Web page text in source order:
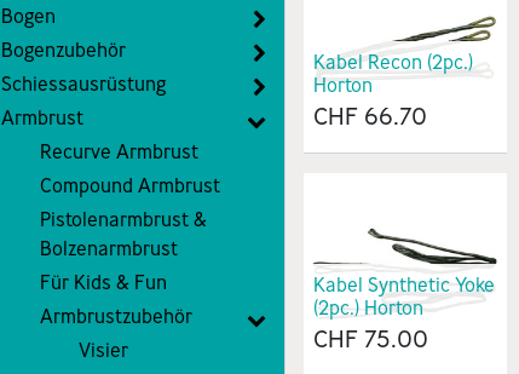
Bogen
Bogenzubehör
Schiessausrüstung
Armbrust
Recurve Armbrust
Compound Armbrust
Pistolenarmbrust &
Bolzenarmbrust
Für Kids & Fun
Armbrustzubehör
Visier
Kabel Recon (2pc.)
Horton
CHF 66.70
Kabel Synthetic Yoke
(2pc.) Horton
CHF 75.00